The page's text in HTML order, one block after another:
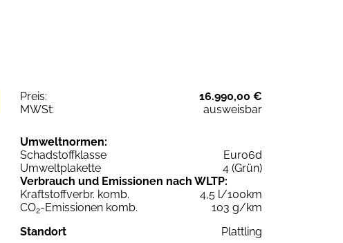
Preis:
16.990,00 €
MWSt:
ausweisbar
Umweltnormen:
Schadstoffklasse
Euro6d
Umweltplakette
4 (Grün)
Verbrauch und Emissionen nach WLTP:
Kraftstoffverbr. komb.
4,5 l/100km
CO2-Emissionen komb.
103 g/km
Standort
Plattling